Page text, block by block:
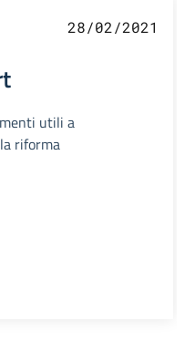
28/02/2021
utili a
riforma